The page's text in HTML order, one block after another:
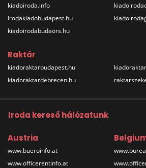
kiadoiroda.info
irodakiadobudapest.hu
kiadoirodabudaors.hu
Raktár
kiadoraktarbudapest.hu
kiadoraktardebrecen.hu
Iroda kereső hálózatunk
Austria
www.bueroinfo.at
www.officerentinfo.at